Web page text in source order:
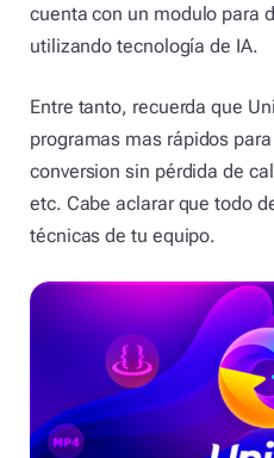
cuenta con un modulo para
utilizando tecnología de IA.
Entre tanto, recuerda que
programas mas rápidos
conversion sin pérdida de
etc. Cabe aclarar que todo
técnicas de tu equipo.